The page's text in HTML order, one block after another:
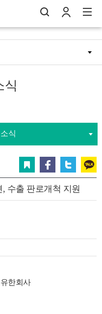
식
식
트위터 카카오
수출 판로개척 지원
한회사